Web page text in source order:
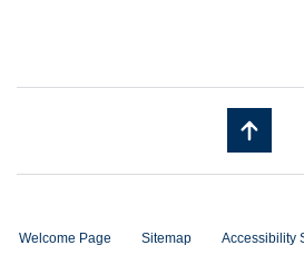
Welcome Page Sitemap Accessibility